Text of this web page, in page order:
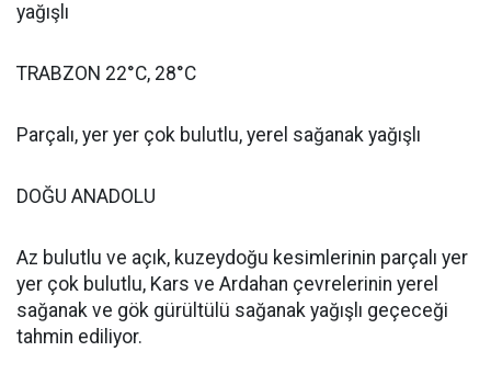
yağışlı
TRABZON 22°C, 28°C
Parçalı, yer yer çok bulutlu, yerel sağanak yağışlı
DOĞU ANADOLU
Az bulutlu ve açık, kuzeydoğu kesimlerinin parçalı yer
yer çok bulutlu, Kars ve Ardahan çevrelerinin yerel
sağanak ve gök gürültülü sağanak yağışlı geçeceği
tahmin ediliyor.